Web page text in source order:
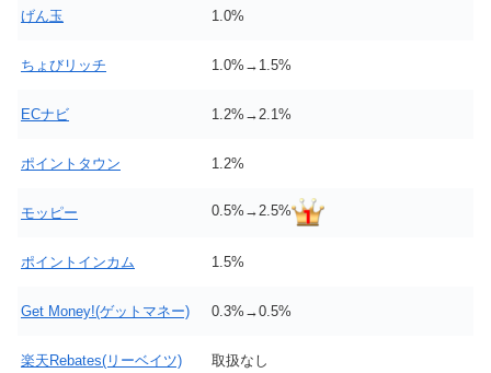
げん玉 1.0%
ちょびリッチ 1.0%→1.5%
ECナビ 1.2%→2.1%
ポイントタウン 1.2%
モッピー 0.5%→2.5%
ポイントインカム 1.5%
Get Money!(ゲットマネー) 0.3%→0.5%
楽天Rebates(リーベイツ) 取扱なし